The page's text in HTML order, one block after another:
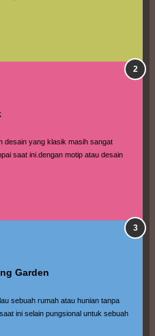
yang klasik masih sangat
saat ini.dengan motip atau desain
Garden
sebuah rumah atau hunian tanpa
ini selain pungsional untuk sebuah